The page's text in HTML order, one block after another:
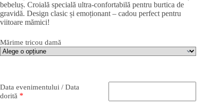
bebeluș. Croială specială ultra-confortabilă pentru burtica de
gravidă. Design clasic și emoționant – cadou perfect pentru
viitoare mămici!
Mărime tricou damă
Data evenimentului / Data
dorită *